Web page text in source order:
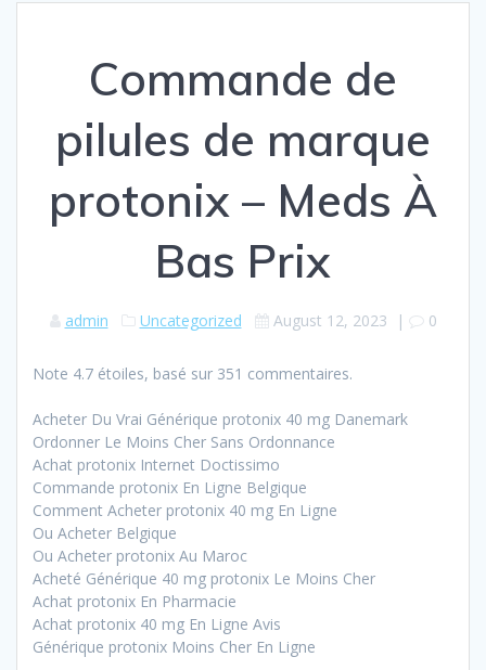
Commande de
pilules de marque
protonix – Meds À
Bas Prix
admin Uncategorized August 12, 2023 | 0
Note 4.7 étoiles, basé sur 351 commentaires.
Acheter Du Vrai Générique protonix 40 mg Danemark
Ordonner Le Moins Cher Sans Ordonnance
Achat protonix Internet Doctissimo
Commande protonix En Ligne Belgique
Comment Acheter protonix 40 mg En Ligne
Ou Acheter Belgique
Ou Acheter protonix Au Maroc
Acheté Générique 40 mg protonix Le Moins Cher
Achat protonix En Pharmacie
Achat protonix 40 mg En Ligne Avis
Générique protonix Moins Cher En Ligne